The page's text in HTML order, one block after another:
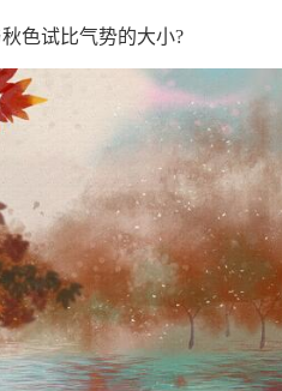
色试比气势的大小?